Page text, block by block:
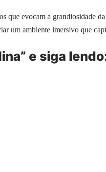
que evocam a grandiosidade
um ambiente imersivo que
e siga